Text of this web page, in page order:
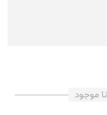
نا موجود